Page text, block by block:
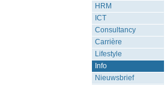
HRM
ICT
Consultancy
Carrière
Lifestyle
Info
Nieuwsbrief